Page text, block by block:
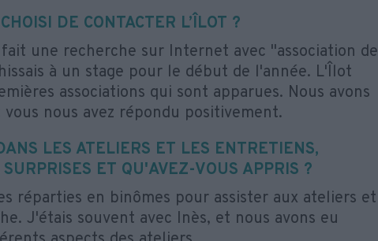
DE CONTACTER L’ÎLOT ?
une recherche sur Internet avec "association de
à un stage pour le début de l'année. L'Îlot
associations qui sont apparues. Nous avons
nous avez répondu positivement.
LES ATELIERS ET LES ENTRETIENS,
ET QU'AVEZ-VOUS APPRIS ?
réparties en binômes pour assister aux ateliers et
J'étais souvent avec Inès, et nous avons eu